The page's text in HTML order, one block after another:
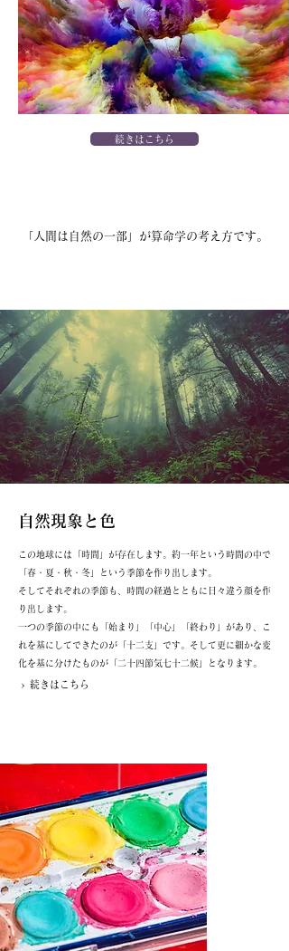
続きはこちら
「人間は自然の一部」が算命学の考え方です。
自然現象と色
この地球には「時間」が存在します。約一年という時間の中で
「春・夏・秋・冬」という季節を作り出します。
そしてそれぞれの季節も、時間の経過とともに日々違う顔を作
り出します。
一つの季節の中にも「始まり」「中心」「終わり」があり、こ
れを基にしてできたのが「十二支」です。そして更に細かな変
化を基に分けたものが「二十四節気七十二候」となります。
> 続きはこちら